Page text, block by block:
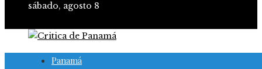
sábado, agosto 8
Panamá